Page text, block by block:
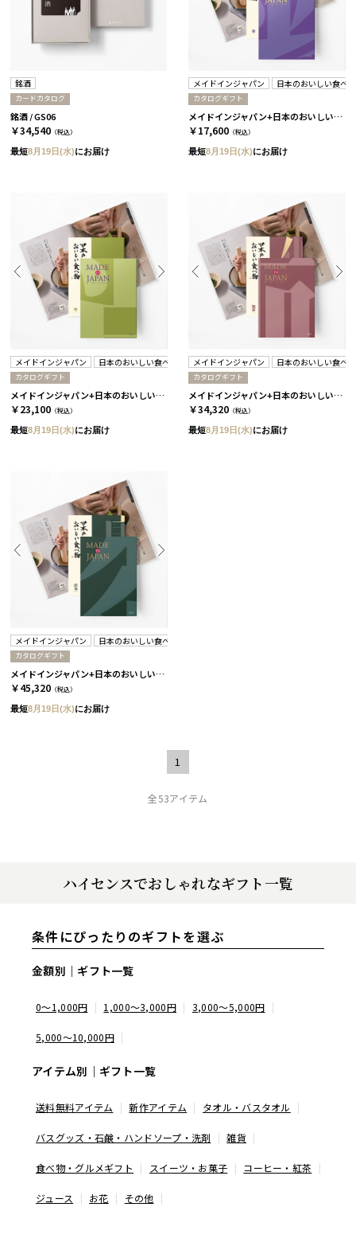
銘酒
カードカタログ
銘酒 / GS06
￥34,540 （税込）
最短8月19日(水)にお届け
メイドインジャパン 日本のおいしい食べ物
カタログギフト
メイドインジャパン+日本のおいしい食べ物 / MJ19+藤 2冊セット
￥17,600 （税込）
最短8月19日(水)にお届け
メイドインジャパン 日本のおいしい食べ物
カタログギフト
メイドインジャパン+日本のおいしい食べ物 / MJ21+柳 2冊セット
￥23,100 （税込）
最短8月19日(水)にお届け
メイドインジャパン 日本のおいしい食べ物
カタログギフト
メイドインジャパン+日本のおいしい食べ物 / MJ26+伽羅 2冊セット
￥34,320 （税込）
最短8月19日(水)にお届け
メイドインジャパン 日本のおいしい食べ物
カタログギフト
メイドインジャパン+日本のおいしい食べ物 / MJ29+唐金 2冊セット
￥45,320 （税込）
最短8月19日(水)にお届け
1
全53アイテム
ハイセンスでおしゃれなギフト一覧
条件にぴったりのギフトを選ぶ
金額別｜ギフト一覧
0～1,000円 1,000～3,000円 3,000～5,000円
5,000～10,000円
アイテム別｜ギフト一覧
送料無料アイテム 新作アイテム タオル・バスタオル
バスグッズ・石鹸・ハンドソープ・洗剤 雑貨
食べ物・グルメギフト スイーツ・お菓子 コーヒー・紅茶
ジュース お花 その他